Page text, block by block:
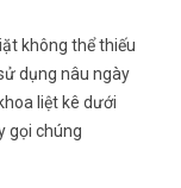
không thể thiếu
dụng nâu ngày
liệt kê dưới
gọi chúng